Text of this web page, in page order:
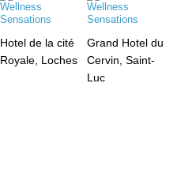
Hotel de la cité
Royale, Loches
Grand Hotel du
Cervin, Saint-
Luc